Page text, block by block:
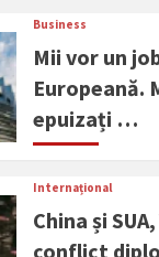
Business
Mii vor un
Europeană.
epuizați …
Internațional
China și
conflict